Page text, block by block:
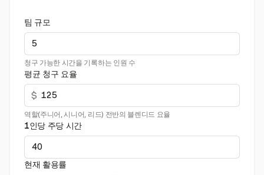
팀 규모
청구 가능한 시간을 기록하는 인원 수
평균 청구 요율
$
역할(주니어, 시니어, 리드) 전반의 블렌디드 요율
1인당 주당 시간
현재 활용률